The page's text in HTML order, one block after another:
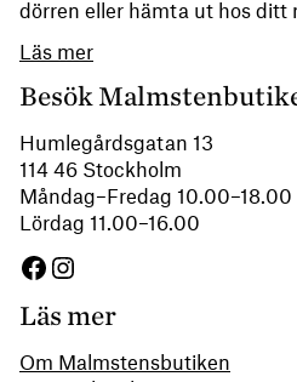
dörren eller hämta ut hos ditt
Läs mer
Besök
Humlegårdsgatan 13
114 46 Stockholm
Måndag–Fredag 10.00–18.00
Lördag 11.00–16.00
Facebook
Instagram
Läs mer
Om Malmstensbutiken